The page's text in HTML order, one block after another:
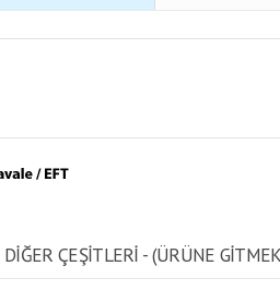
ÇEŞİTLERİ - (ÜRÜNE